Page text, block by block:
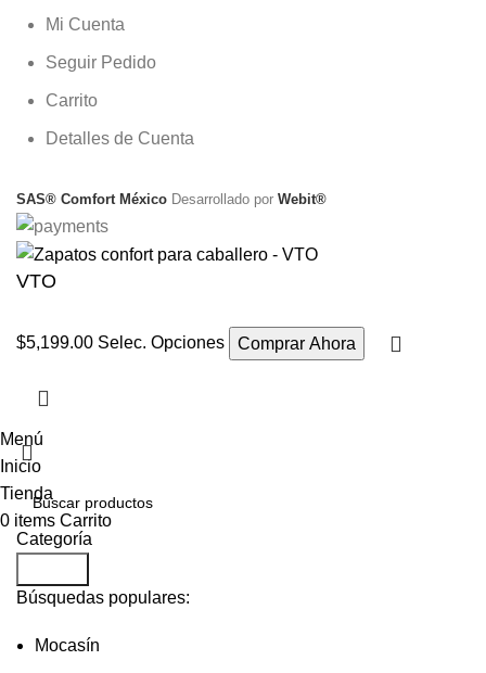
Mi Cuenta
Seguir Pedido
Carrito
Detalles de Cuenta
SAS® Comfort México Desarrollado por Webit®
VTO
$5,199.00 Selec. Opciones Comprar Ahora
Categoría
Búsquedas populares:
Mocasín
Menú
Inicio
Tienda
0 items Carrito